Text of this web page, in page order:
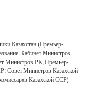
Казахстан (Премьер-
Кабинет Министров
Министров РК; Премьер-
Совет Министров Казахской
Казахской ССР)